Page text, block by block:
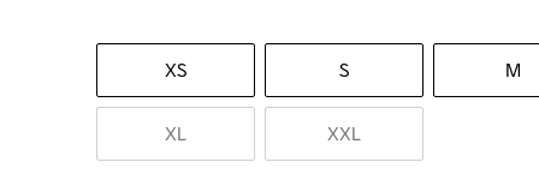
XS S M
XL XXL